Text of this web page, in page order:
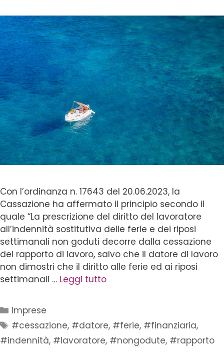
Con l’ordinanza n. 17643 del 20.06.2023, la
Cassazione ha affermato il principio secondo il
quale “La prescrizione del diritto del lavoratore
all’indennità sostitutiva delle ferie e dei riposi
settimanali non goduti decorre dalla cessazione
del rapporto di lavoro, salvo che il datore di lavoro
non dimostri che il diritto alle ferie ed ai riposi
settimanali … Leggi tutto
Imprese
#cessazione, #datore, #ferie, #finanziaria,
#indennità, #lavoratore, #nongodute, #rapporto